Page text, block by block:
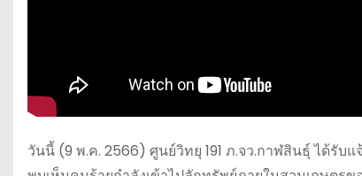
วันนี้ (9 พ.ค. 2566) ศูนย์วิทยุ 191 ภ.จว.กาฬสินธุ์ ได้รั